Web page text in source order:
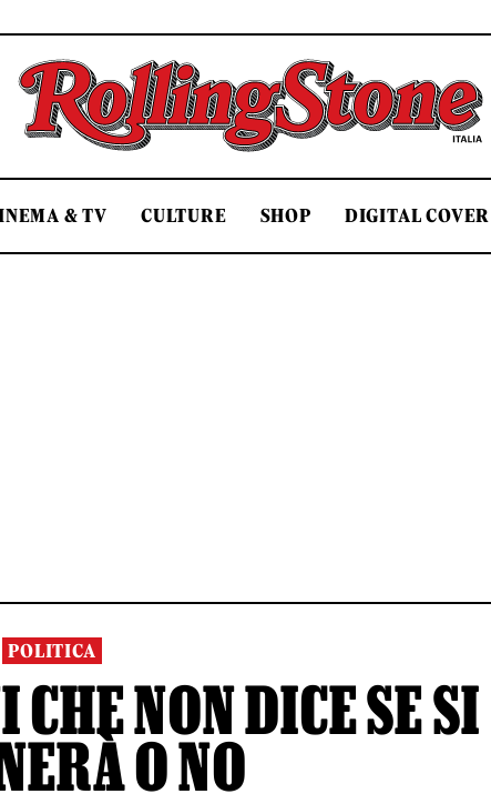
Rolling Stone Italia
& TV CULTURE SHOP DIGITAL COVER
POLITICA
NON DICE SE SI
O NO